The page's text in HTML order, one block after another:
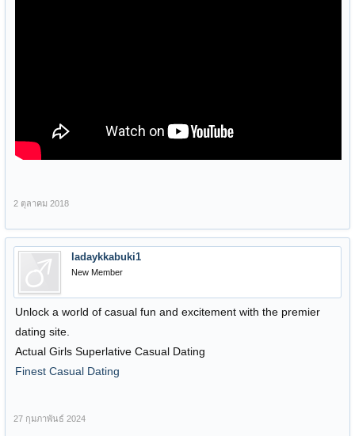
2 ตุลาคม 2018
ladaykkabuki1
New Member
Unlock a world of casual fun and excitement with the premier
dating site.
Actual Girls Superlative Сasual Dating
Finest Сasual Dating
27 กุมภาพันธ์ 2024